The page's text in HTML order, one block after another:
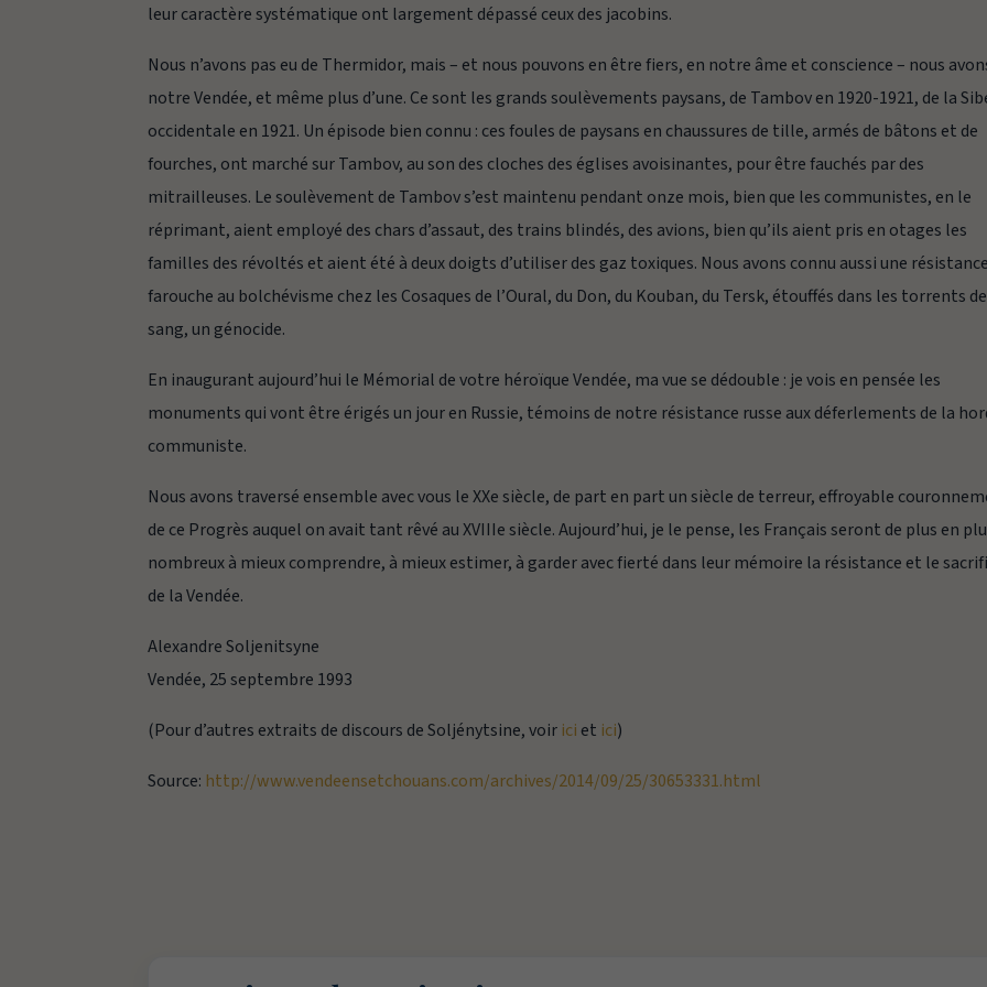
leur caractère systématique ont largement dépassé ceux des jacobins.
Nous n’avons pas eu de Thermidor, mais – et nous pouvons en être fiers, en notre âme et conscience – nous
notre Vendée, et même plus d’une. Ce sont les grands soulèvements paysans, de Tambov en 1920-1921, de la
occidentale en 1921. Un épisode bien connu : ces foules de paysans en chaussures de tille, armés de bâtons et de
fourches, ont marché sur Tambov, au son des cloches des églises avoisinantes, pour être fauchés par des
mitrailleuses. Le soulèvement de Tambov s’est maintenu pendant onze mois, bien que les communistes, en le
réprimant, aient employé des chars d’assaut, des trains blindés, des avions, bien qu’ils aient pris en otages les
familles des révoltés et aient été à deux doigts d’utiliser des gaz toxiques. Nous avons connu aussi une résistance
farouche au bolchévisme chez les Cosaques de l’Oural, du Don, du Kouban, du Tersk, étouffés dans les torrents de
sang, un génocide.
En inaugurant aujourd’hui le Mémorial de votre héroïque Vendée, ma vue se dédouble : je vois en pensée les
monuments qui vont être érigés un jour en Russie, témoins de notre résistance russe aux déferlements de la
communiste.
Nous avons traversé ensemble avec vous le XXe siècle, de part en part un siècle de terreur, effroyable
de ce Progrès auquel on avait tant rêvé au XVIIIe siècle. Aujourd’hui, je le pense, les Français seront de plus en
nombreux à mieux comprendre, à mieux estimer, à garder avec fierté dans leur mémoire la résistance et le
de la Vendée.
Alexandre Soljenitsyne
Vendée, 25 septembre 1993
(Pour d’autres extraits de discours de Soljénytsine, voir ici et ici)
Source: http://www.vendeensetchouans.com/archives/2014/09/25/30653331.html